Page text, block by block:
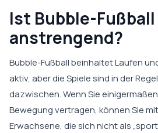
Ist Bubble-Fußball
anstrengend?
Bubble-Fußball beinhaltet Laufen
aktiv, aber die Spiele sind in der
dazwischen. Wenn Sie
Bewegung vertragen, können Sie
Erwachsene, die sich nicht als